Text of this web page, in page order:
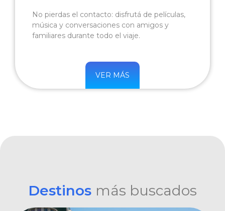
No pierdas el contacto: disfrutá de películas,
música y conversaciones con amigos y
familiares durante todo el viaje.
VER MÁS
Destinos más buscados